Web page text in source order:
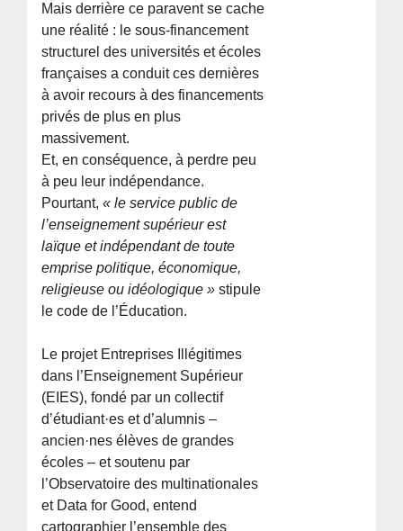
Mais derrière ce paravent se cache
une réalité : le sous-financement
structurel des universités et écoles
françaises a conduit ces dernières
à avoir recours à des financements
privés de plus en plus
massivement.
Et, en conséquence, à perdre peu
à peu leur indépendance.
Pourtant,« le service public de
l’enseignement supérieur est
laïque et indépendant de toute
emprise politique, économique,
religieuse ou idéologique » stipule
le code de l’Éducation.
Le projet Entreprises Illégitimes
dans l’Enseignement Supérieur
(EIES), fondé par un collectif
d’étudiant·es et d’alumnis –
ancien·nes élèves de grandes
écoles – et soutenu par
l’Observatoire des multinationales
et Data for Good, entend
cartographier l’ensemble des